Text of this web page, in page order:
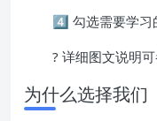
4️⃣ 勾选需要学
? 详细图文说明
为什么选择我们